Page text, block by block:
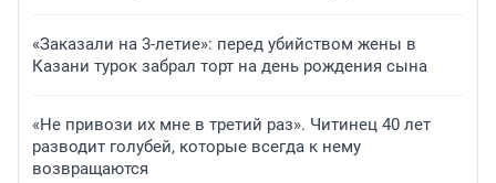
«Заказали на 3-летие»: перед убийством жены в
Казани турок забрал торт на день рождения сына
«Не привози их мне в третий раз». Читинец 40 лет
разводит голубей, которые всегда к нему
возвращаются